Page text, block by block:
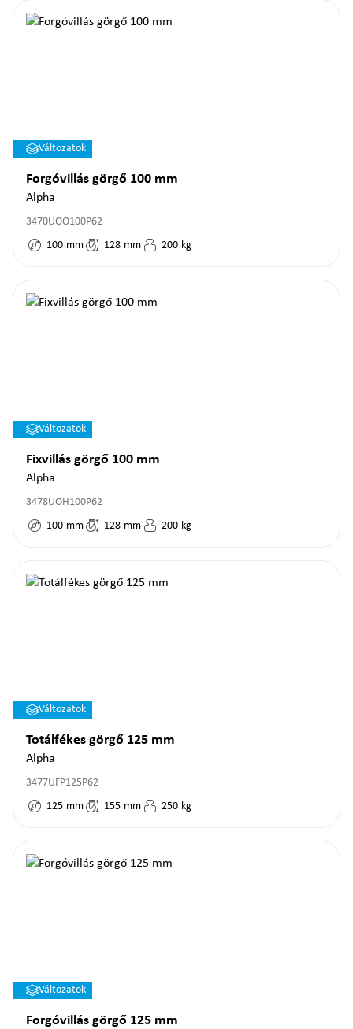
Változatok
Forgóvillás görgő 100 mm
Alpha
3470UOO100P62
100 mm 128 mm 200 kg
Változatok
Fixvillás görgő 100 mm
Alpha
3478UOH100P62
100 mm 128 mm 200 kg
Változatok
Totálfékes görgő 125 mm
Alpha
3477UFP125P62
125 mm 155 mm 250 kg
Változatok
Forgóvillás görgő 125 mm